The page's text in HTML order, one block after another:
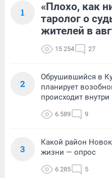
1
«Плохо, как
таролог о
жителей в
15 254 27
2
Обрушившийся в
планирует
происходит внутри
6 589 9
3
Какой район
жизни — опрос
6 285 5